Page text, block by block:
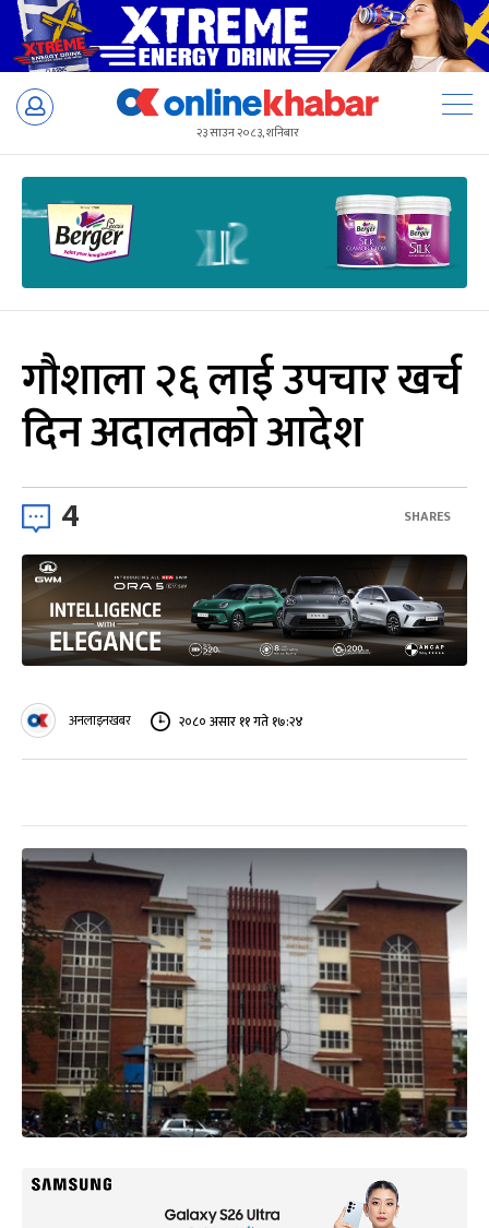
Skip
२३ साउन २०८३, शनिबार
गौशाला २६ लाई उपचार खर्च
दिन अदालतको आदेश
4 SHARES
अनलाइनखबर २०८० असार ११ गते १७:२४